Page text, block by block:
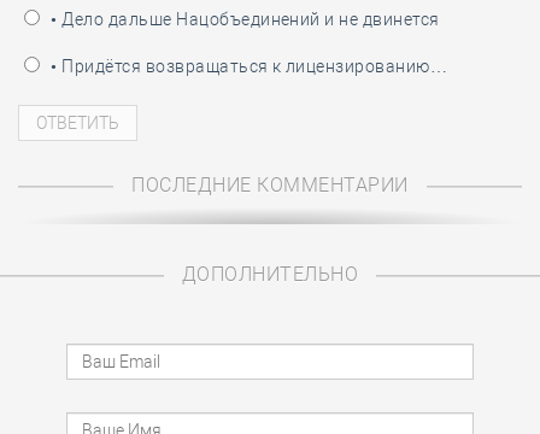
• Дело дальше Нацобъединений и не двинется
• Придётся возвращаться к лицензированию…
ПОСЛЕДНИЕ КОММЕНТАРИИ
ДОПОЛНИТЕЛЬНО